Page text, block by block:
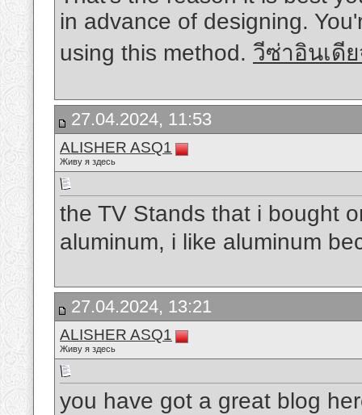
in advance of designing.
using this method. วีซ่าอินเดี
27.04.2024, 11:53
ALISHER ASQ1
Живу я здесь
the TV Stands that i bought
aluminum, i like aluminum
27.04.2024, 13:21
ALISHER ASQ1
Живу я здесь
you have got a great blog